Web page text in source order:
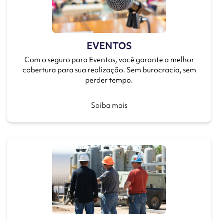
EVENTOS
Com o seguro para Eventos, você garante a melhor
cobertura para sua realização. Sem burocracia, sem
perder tempo.
Saiba mais